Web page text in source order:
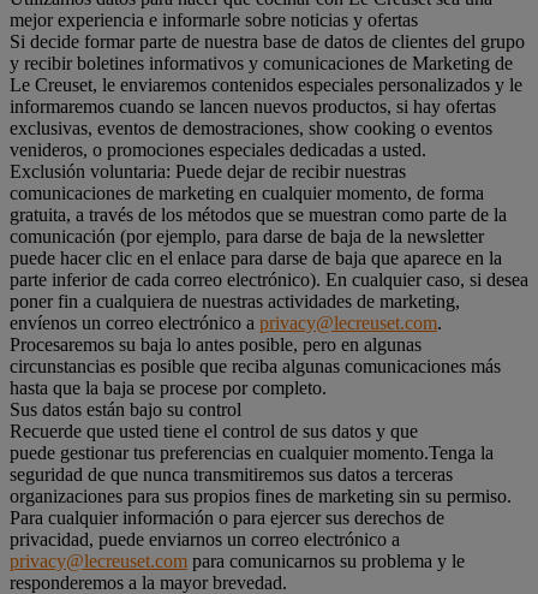
mejor experiencia e informarle sobre noticias y ofertas
Si decide formar parte de nuestra base de datos de clientes del grupo
y recibir boletines informativos y comunicaciones de Marketing de
Le Creuset, le enviaremos contenidos especiales personalizados y le
informaremos cuando se lancen nuevos productos, si hay ofertas
exclusivas, eventos de demostraciones, show cooking o eventos
venideros, o promociones especiales dedicadas a usted.
Exclusión voluntaria: Puede dejar de recibir nuestras
comunicaciones de marketing en cualquier momento, de forma
gratuita, a través de los métodos que se muestran como parte de la
comunicación (por ejemplo, para darse de baja de la newsletter
puede hacer clic en el enlace para darse de baja que aparece en la
parte inferior de cada correo electrónico). En cualquier caso, si desea
poner fin a cualquiera de nuestras actividades de marketing,
envíenos un correo electrónico a privacy@lecreuset.com.
Procesaremos su baja lo antes posible, pero en algunas
circunstancias es posible que reciba algunas comunicaciones más
hasta que la baja se procese por completo.
Sus datos están bajo su control
Recuerde que usted tiene el control de sus datos y que
puede gestionar tus preferencias en cualquier momento.Tenga la
seguridad de que nunca transmitiremos sus datos a terceras
organizaciones para sus propios fines de marketing sin su permiso.
Para cualquier información o para ejercer sus derechos de
privacidad, puede enviarnos un correo electrónico a
privacy@lecreuset.com para comunicarnos su problema y le
responderemos a la mayor brevedad.